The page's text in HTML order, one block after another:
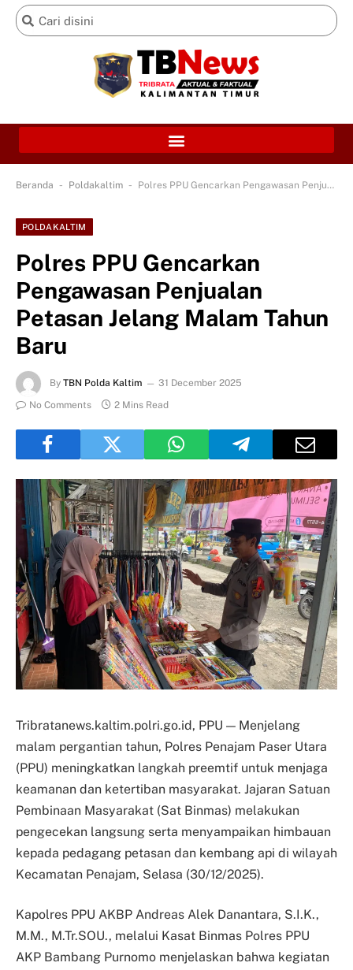
Beranda - Poldakaltim - Polres PPU Gencarkan Pengawasan Penjualan Petasan Jelang Malam Tahun Baru
POLDAKALTIM
Polres PPU Gencarkan
Pengawasan Penjualan
Petasan Jelang Malam Tahun
Baru
By TBN Polda Kaltim
31 December 2025
No Comments
2 Mins Read
Tribratanews.kaltim.polri.go.id, PPU — Menjelang
malam pergantian tahun, Polres Penajam Paser Utara
(PPU) meningkatkan langkah preemtif untuk menjaga
keamanan dan ketertiban masyarakat. Jajaran Satuan
Pembinaan Masyarakat (Sat Binmas) melakukan
pengecekan langsung serta menyampaikan himbauan
kepada pedagang petasan dan kembang api di wilayah
Kecamatan Penajam, Selasa (30/12/2025).
Kapolres PPU AKBP Andreas Alek Danantara, S.I.K.,
M.M., M.Tr.SOU., melalui Kasat Binmas Polres PPU
AKP Bambang Purnomo menjelaskan bahwa kegiatan